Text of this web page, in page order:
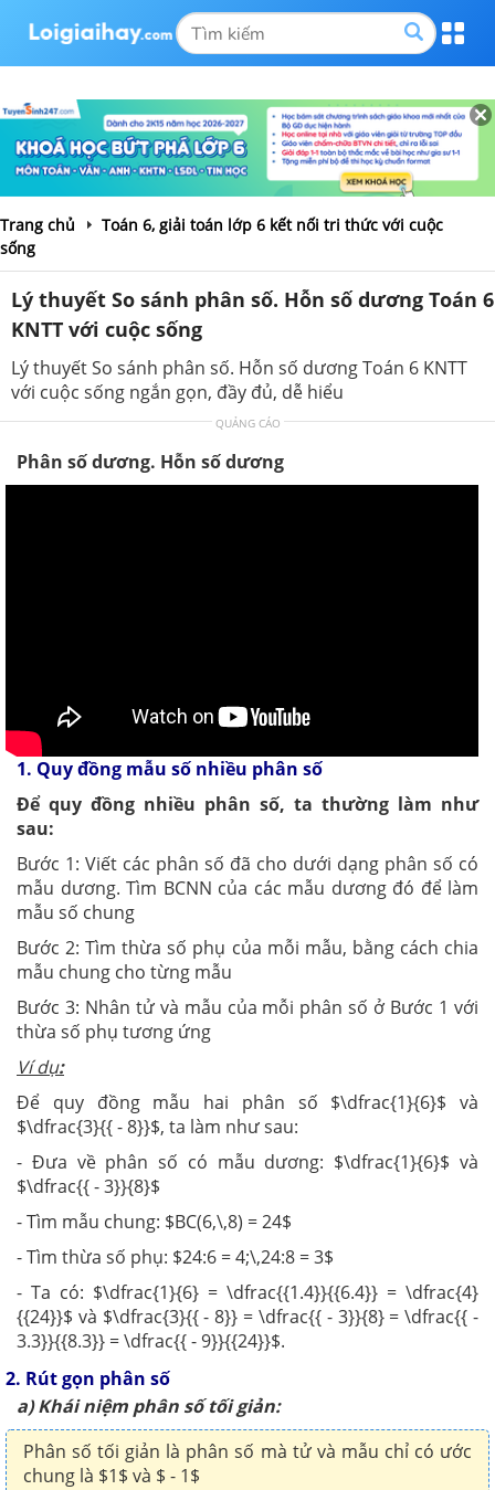
Trang chủ
Toán 6, giải toán lớp 6 kết nối tri thức với cuộc
sống
Lý thuyết So sánh phân số. Hỗn số dương Toán 6
KNTT với cuộc sống
Lý thuyết So sánh phân số. Hỗn số dương Toán 6 KNTT
với cuộc sống ngắn gọn, đầy đủ, dễ hiểu
QUẢNG CÁO
Phân số dương. Hỗn số dương
1. Quy đồng mẫu số nhiều phân số
Để quy đồng nhiều phân số, ta thường làm như
sau:
Bước 1: Viết các phân số đã cho dưới dạng phân số có
mẫu dương. Tìm BCNN của các mẫu dương đó để làm
mẫu số chung
Bước 2: Tìm thừa số phụ của mỗi mẫu, bằng cách chia
mẫu chung cho từng mẫu
Bước 3: Nhân tử và mẫu của mỗi phân số ở Bước 1 với
thừa số phụ tương ứng
Ví dụ:
Để quy đồng mẫu hai phân số $\dfrac{1}{6}$ và
$\dfrac{3}{{ - 8}}$, ta làm như sau:
- Đưa về phân số có mẫu dương: $\dfrac{1}{6}$ và
$\dfrac{{ - 3}}{8}$
- Tìm mẫu chung: $BC(6,\,8) = 24$
- Tìm thừa số phụ: $24:6 = 4;\,24:8 = 3$
- Ta có: $\dfrac{1}{6} = \dfrac{{1.4}}{{6.4}} = \dfrac{4}
{{24}}$ và $\dfrac{3}{{ - 8}} = \dfrac{{ - 3}}{8} = \dfrac{{ -
3.3}}{{8.3}} = \dfrac{{ - 9}}{{24}}$.
2. Rút gọn phân số
a) Khái niệm phân số tối giản:
Phân số tối giản là phân số mà tử và mẫu chỉ có ước
chung là $1$ và $ - 1$